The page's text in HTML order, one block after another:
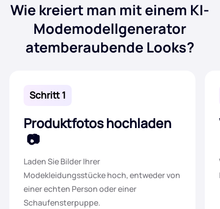
Wie kreiert man mit einem KI-
Modemodellgenerator
atemberaubende Looks?
Schritt 1
Produktfotos hochladen
Laden Sie Bilder Ihrer
Modekleidungsstücke hoch, entweder von
einer echten Person oder einer
Schaufensterpuppe.